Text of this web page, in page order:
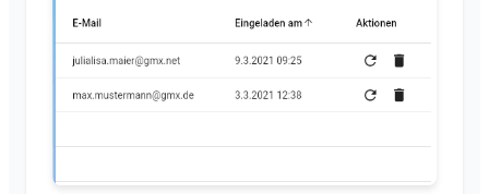
Solicitud de adhesión en la web del club